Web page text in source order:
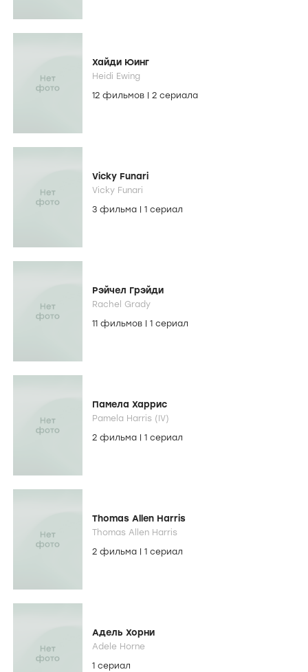
Хайди Юинг
Heidi Ewing
12 фильмов
2 сериала
Vicky Funari
Vicky Funari
3 фильма
1 сериал
Рэйчел Грэйди
Rachel Grady
11 фильмов
1 сериал
Памела Харрис
Pamela Harris (IV)
2 фильма
1 сериал
Thomas Allen Harris
Thomas Allen Harris
2 фильма
1 сериал
Адель Хорни
Adele Horne
1 сериал